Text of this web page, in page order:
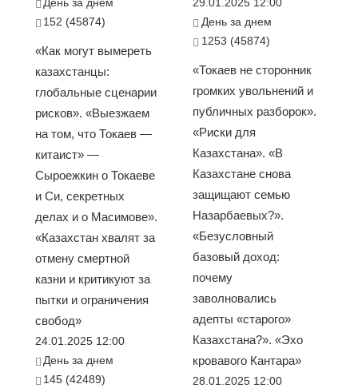
152 (45874)
«Как могут вымереть
казахстанцы:
глобальные сценарии
рисков». «Выезжаем
на том, что Токаев —
китаист» —
Сыроежкин о Токаеве
и Си, секретных
делах и о Масимове».
«Казахстан хвалят за
отмену смертной
казни и критикуют за
пытки и ограничения
свобод»
24.01.2025 12:00
День за днем
145 (42489)
День за днем
1253 (45874)
«Токаев не сторонник
громких увольнений и
публичных разборок».
«Риски для
Казахстана». «В
Казахстане снова
защищают семью
Назарбаевых?».
«Безусловный
базовый доход:
почему
заволновались
адепты «старого»
Казахстана?». «Эхо
кровавого Кантара»
28.01.2025 12:00